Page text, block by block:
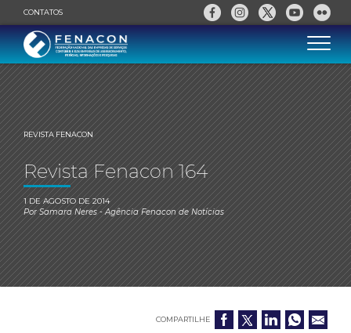
CONTATOS
REVISTA FENACON
Revista Fenacon 164
1 DE AGOSTO DE 2014
PorSamara Neres- Agência Fenacon de Notícias
COMPARTILHE